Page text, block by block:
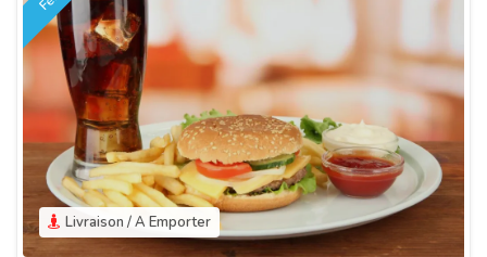
Livraison / A Emporter